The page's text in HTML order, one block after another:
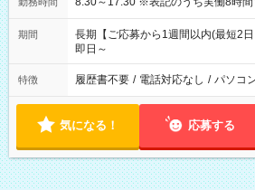
期間
長期【ご応募から1週間以内(最短2
即日～
特徴 履歴書不要 / 電話対応なし / パソコ
気になる！ 応募する